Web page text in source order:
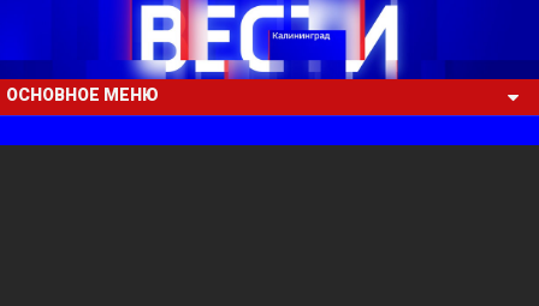
ОСНОВНОЕ МЕНЮ